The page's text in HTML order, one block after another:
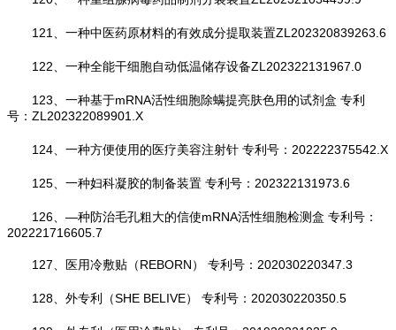
121、一种中医药原材料的有效成分提取装置ZL202320839263.6
122、一种全能干细胞自动低温储存设备ZL202322131967.0
123、一种基于mRNA活性细胞除螨提亮肤色用的试剂盒 专利
号：ZL202322089901.X
124、一种方便使用的医疗美容注射针 专利号：202222375542.X
125、一种妇科凝胶的制备装置 专利号：202322131973.6
126、—种防治毛孔粗大的信使mRNA活性细胞检测盒 专利号：
202221716605.7
127、医用冷敷贴（REBORN） 专利号：202030220347.3
128、外专利（SHE BELIVE） 专利号：202030220350.5